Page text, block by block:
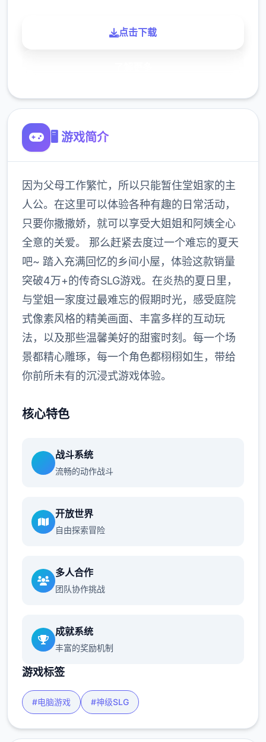
点击下载
🖥️ 游戏简介
因为父母工作繁忙，所以只能暂住堂姐家的主
人公。在这里可以体验各种有趣的日常活动，
只要你撒撒娇，就可以享受大姐姐和阿姨全心
全意的关爱。 那么赶紧去度过一个难忘的夏天
吧~ 踏入充满回忆的乡间小屋，体验这款销量
突破4万+的传奇SLG游戏。在炎热的夏日里，
与堂姐一家度过最难忘的假期时光，感受庭院
式像素风格的精美画面、丰富多样的互动玩
法，以及那些温馨美好的甜蜜时刻。每一个场
景都精心雕琢，每一个角色都栩栩如生，带给
你前所未有的沉浸式游戏体验。
核心特色
战斗系统
流畅的动作战斗
开放世界
自由探索冒险
多人合作
团队协作挑战
成就系统
丰富的奖励机制
游戏标签
#电脑游戏 #神级SLG